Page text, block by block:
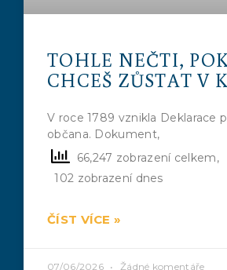
TOHLE NEČTI,
CHCEŠ ZŮSTAT V
V roce 1789 vznikla Deklarace
občana. Dokument,
66,247 zobrazení celkem,
102 zobrazení dnes
ČÍST VÍCE »
07/06/2026 Žádné komentáře